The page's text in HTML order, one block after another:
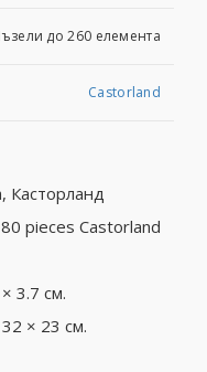
до 260 елемента
Castorland
Касторланд
pieces Castorland
3.7 см.
× 23 см.